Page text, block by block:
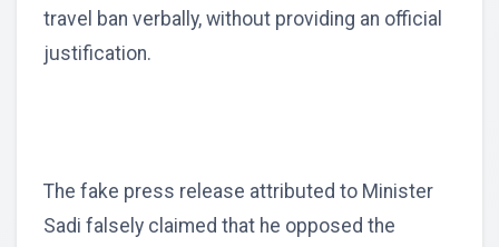
travel ban verbally, without providing an official
justification.
The fake press release attributed to Minister
Sadi falsely claimed that he opposed the